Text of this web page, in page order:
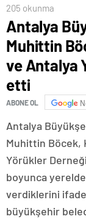
205 okunma
Antalya
Muhittin
ve Antalya
etti
ABONE OL
Antalya
Muhittin Böcek,
Yörükler
boyunca
verdiklerini ifade
büyükşehir